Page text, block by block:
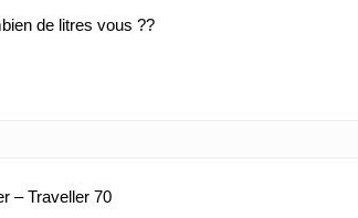
de litres vous ??
– Traveller 70